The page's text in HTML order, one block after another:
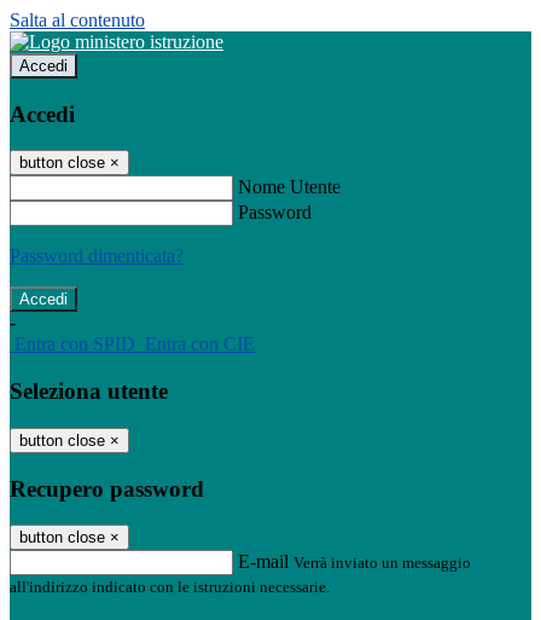
Salta al contenuto
Accedi
Accedi
button close ×
Nome Utente
Password
Password dimenticata?
-
Entra con SPID Entra con CIE
Seleziona utente
button close ×
Recupero password
button close ×
E-mail Verrà inviato un messaggio
all'indirizzo indicato con le istruzioni necessarie.